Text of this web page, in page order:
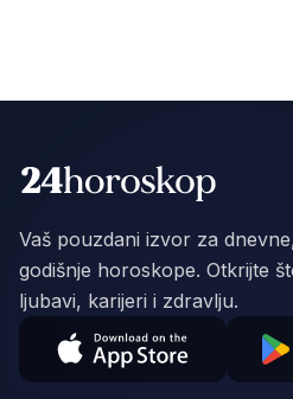
Vaš pouzdani izvor za
godišnje horoskope. Otkrijte
ljubavi, karijeri i zdravlju.